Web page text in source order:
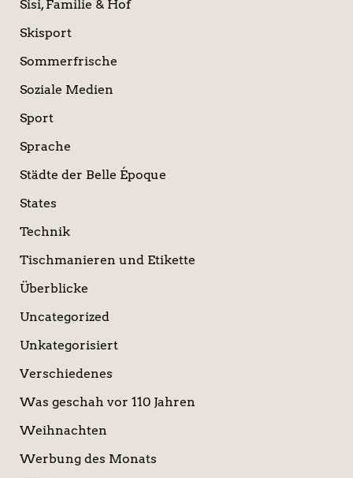
Sisi, Familie & Hof
Skisport
Sommerfrische
Soziale Medien
Sport
Sprache
Städte der Belle Époque
States
Technik
Tischmanieren und Etikette
Überblicke
Uncategorized
Unkategorisiert
Verschiedenes
Was geschah vor 110 Jahren
Weihnachten
Werbung des Monats